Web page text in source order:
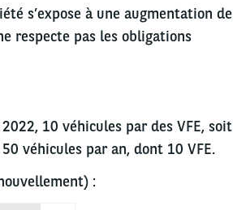
s’expose à une augmentation de
respecte pas les obligations
10 véhicules par des VFE, soit
véhicules par an, dont 10 VFE.
: